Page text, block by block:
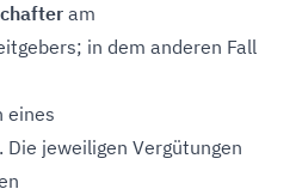
am
in dem anderen Fall
eines
jeweiligen Vergütungen